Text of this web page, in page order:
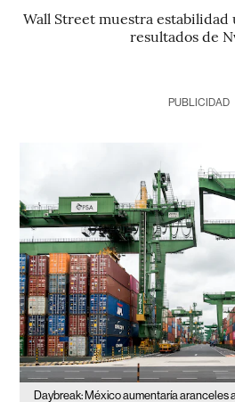
Wall Street muestra estabilidad
resultados de
PUBLICIDAD
Daybreak: México aumentaría aranceles